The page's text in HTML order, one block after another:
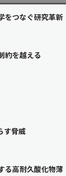
をつなぐ研究革新
約を越える
す脅威
る高耐久酸化物薄